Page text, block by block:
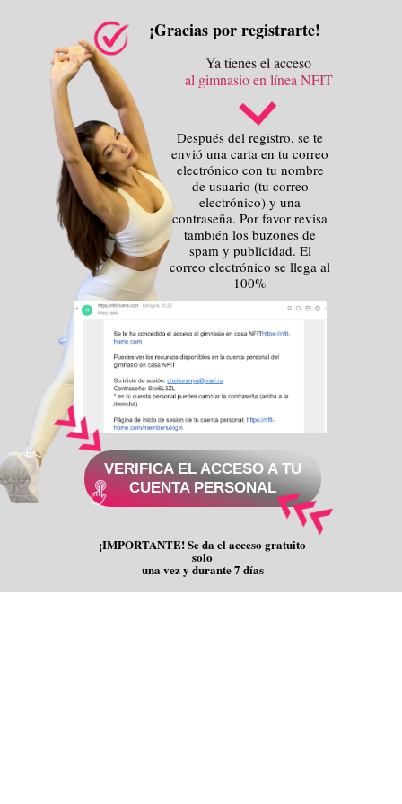
¡Gracias por registrarte!
Después del registro, se te
envió una carta en tu correo
electrónico con tu nombre
de usuario (tu correo
electrónico) y una
contraseña. Por favor revisa
también los buzones de
spam y publicidad. El
correo electrónico se llega al
100%
Ya tienes el acceso
al gimnasio en línea NFIT
VERIFICA EL ACCESO A TU
CUENTA PERSONAL
¡IMPORTANTE! Se da el acceso gratuito
solo
una vez y durante 7 días